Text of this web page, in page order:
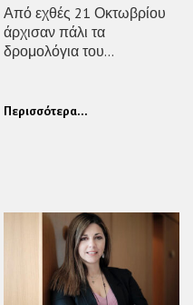
Από εχθές 21 Οκτωβρίου
άρχισαν πάλι τα
δρομολόγια του...
Περισσότερα...